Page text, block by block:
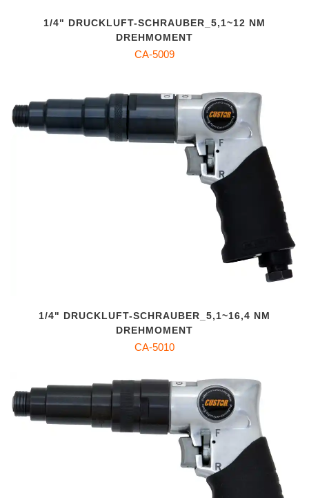
1/4" DRUCKLUFT-SCHRAUBER_5,1~12 NM
DREHMOMENT
CA-5009
1/4" DRUCKLUFT-SCHRAUBER_5,1~16,4 NM
DREHMOMENT
CA-5010